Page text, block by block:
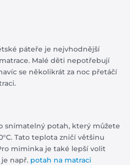
páteře je nejvhodnější
Malé děti nepotřebují
se několikrát za noc přetáčí
snímatelný potah, který můžete
Tato teplota zničí většinu
miminka je také lepší volit
např. potah na matraci